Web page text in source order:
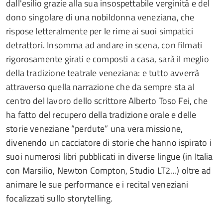
dall'esilio grazie alla sua insospettabile verginità e del
dono singolare di una nobildonna veneziana, che
rispose letteralmente per le rime ai suoi simpatici
detrattori. Insomma ad andare in scena, con filmati
rigorosamente girati e composti a casa, sarà il meglio
della tradizione teatrale veneziana: e tutto avverrà
attraverso quella narrazione che da sempre sta al
centro del lavoro dello scrittore Alberto Toso Fei, che
ha fatto del recupero della tradizione orale e delle
storie veneziane “perdute” una vera missione,
divenendo un cacciatore di storie che hanno ispirato i
suoi numerosi libri pubblicati in diverse lingue (in Italia
con Marsilio, Newton Compton, Studio LT2…) oltre ad
animare le sue performance e i recital veneziani
focalizzati sullo storytelling.